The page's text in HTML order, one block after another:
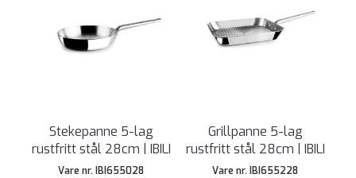
Stekepanne 5-lag
rustfritt stål 28cm | IBILI
Vare nr. IBI655028
Grillpanne 5-lag
rustfritt stål 28cm | IBILI
Vare nr. IBI655228